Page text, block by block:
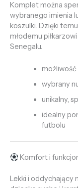
Komplet można
wybranego imienia
koszulki. Dzięki
młodemu
Senegalu.
możliwość
wybrany
unikalny,
idealny
futbolu
Komfort i
Lekki i oddychający